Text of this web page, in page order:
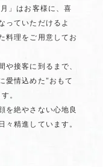
」はお客様に、喜
っていただけるよ
料理をご用意してお
や接客に到るまで、
愛情込めた"おもて
。
を絶やさない心地良
々精進しています。